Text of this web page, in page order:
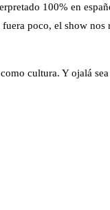
100% en
poco, el show
cultura. Y ojalá